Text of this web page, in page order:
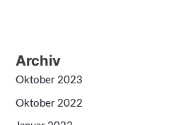
Archiv
Oktober 2023
Oktober 2022